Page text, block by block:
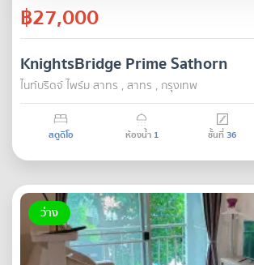
฿27,000
KnightsBridge Prime Sathorn
ไนท์บริดจ์ ไพร์ม สาทร , สาทร , กรุงเทพ
สตูดิโอ ห้องน้ำ 1 ชั้นที่36
ว่าง